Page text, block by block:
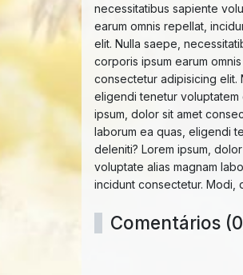
necessitatibus sapiente
earum omnis repellat,
elit. Nulla saepe,
corporis ipsum earum
consectetur adipisicing elit.
eligendi tenetur voluptatem
ipsum, dolor sit amet
laborum ea quas, eligendi
deleniti? Lorem ipsum,
voluptate alias magnam
incidunt consectetur. Modi,
Comentários